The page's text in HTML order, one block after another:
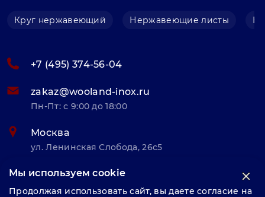
Круг нержавеющий Нержавеющие листы
+7 (495) 374-56-04
zakaz@wooland-inox.ru
Пн-Пт: с 9:00 до 18:00
Москва
ул. Ленинская Слобода, 26с5
© «Велунд нержавейка» 2025, Разработка и комплексное
Мы используем cookie
Продолжая использовать сайт, вы даете согласие на